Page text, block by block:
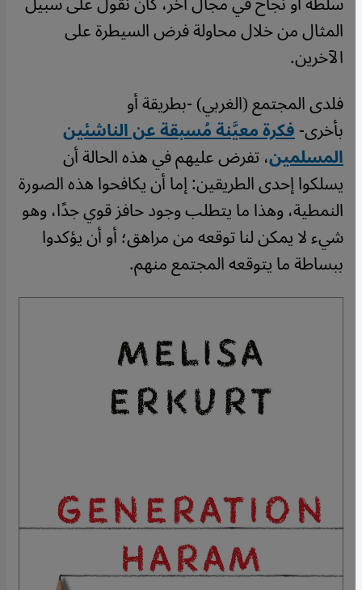
المثال من خلال محاولة فرض السيطرة على
الآخرين.
فلدى المجتمع (الغربي) -بطريقة أو
بأخرى-فكرةمعيَّنة مُسبقة عن الناشئين
المسلمين، تفرض عليهم في هذه الحالة أن
يسلكوا إحدى الطريقين: إما أن يكافحوا هذه الصورة
النمطية، وهذا ما يتطلب وجود حافز قوي جدًا، وهو
شيء لا يمكن لنا توقعه من مراهق؛ أو أن يؤكدوا
ببساطة ما يتوقعه المجتمع منهم.